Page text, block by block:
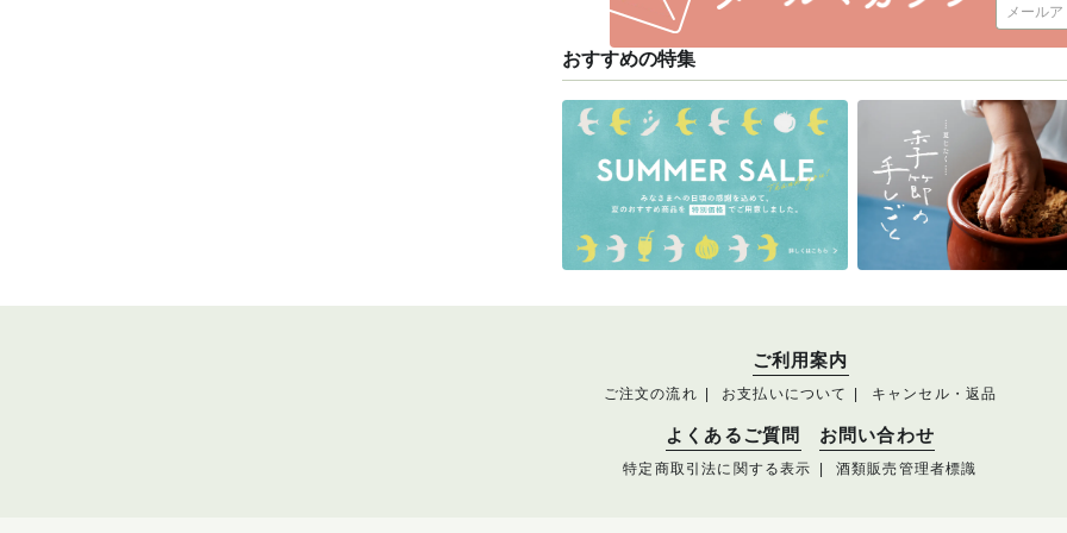
おすすめの特集
ご利用案内
ご注文の流れ お支払いについて キャンセル・返品
よくあるご質問 お問い合わせ
特定商取引法に関する表示 酒類販売管理者標識